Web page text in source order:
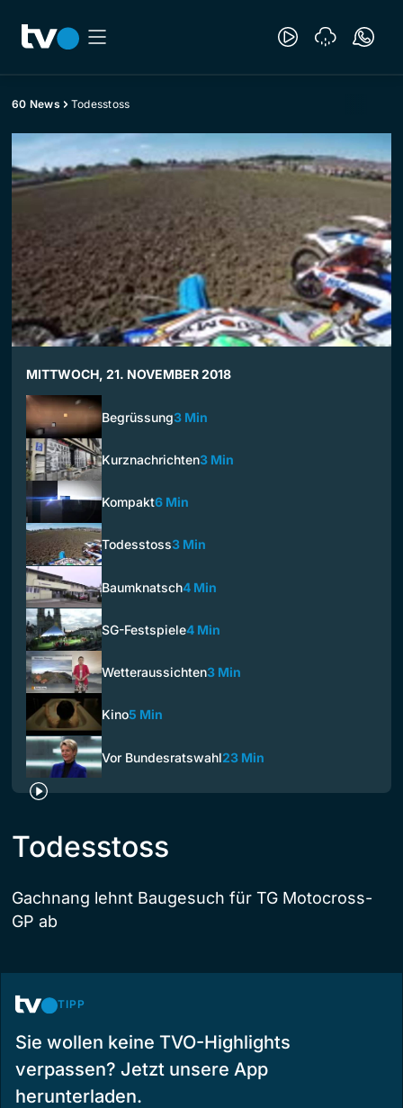
60 News Todesstoss
MITTWOCH, 21. NOVEMBER 2018
Begrüssung3 Min
Kurznachrichten3 Min
Kompakt6 Min
Todesstoss3 Min
Baumknatsch4 Min
SG-Festspiele4 Min
Wetteraussichten3 Min
Kino5 Min
Vor Bundesratswahl23 Min
Todesstoss
Gachnang lehnt Baugesuch für TG Motocross-
GP ab
TIPP
Sie wollen keine TVO-Highlights
verpassen? Jetzt unsere App
herunterladen.